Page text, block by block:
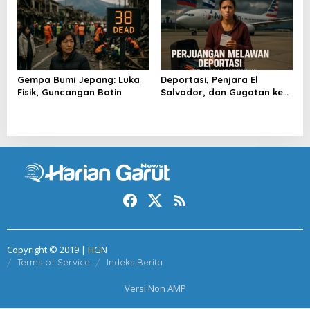
Gempa Bumi Jepang: Luka
Fisik, Guncangan Batin
Deportasi, Penjara El
Salvador, dan Gugatan ke
Copyright © 2019 | HGN
Terms of Service Indeks Berita
Versi Non AMP